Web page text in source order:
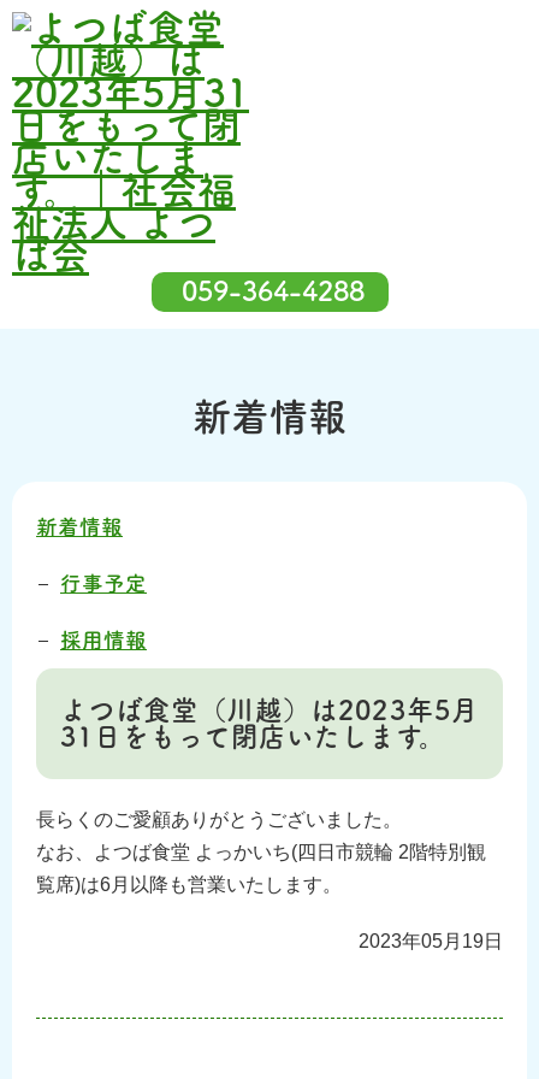
059-364-4288
新着情報
新着情報
行事予定
採用情報
よつば食堂（川越）は2023年5月
31日をもって閉店いたします。
長らくのご愛顧ありがとうございました。
なお、よつば食堂 よっかいち(四日市競輪 2階特別観
覧席)は6月以降も営業いたします。
2023年05月19日